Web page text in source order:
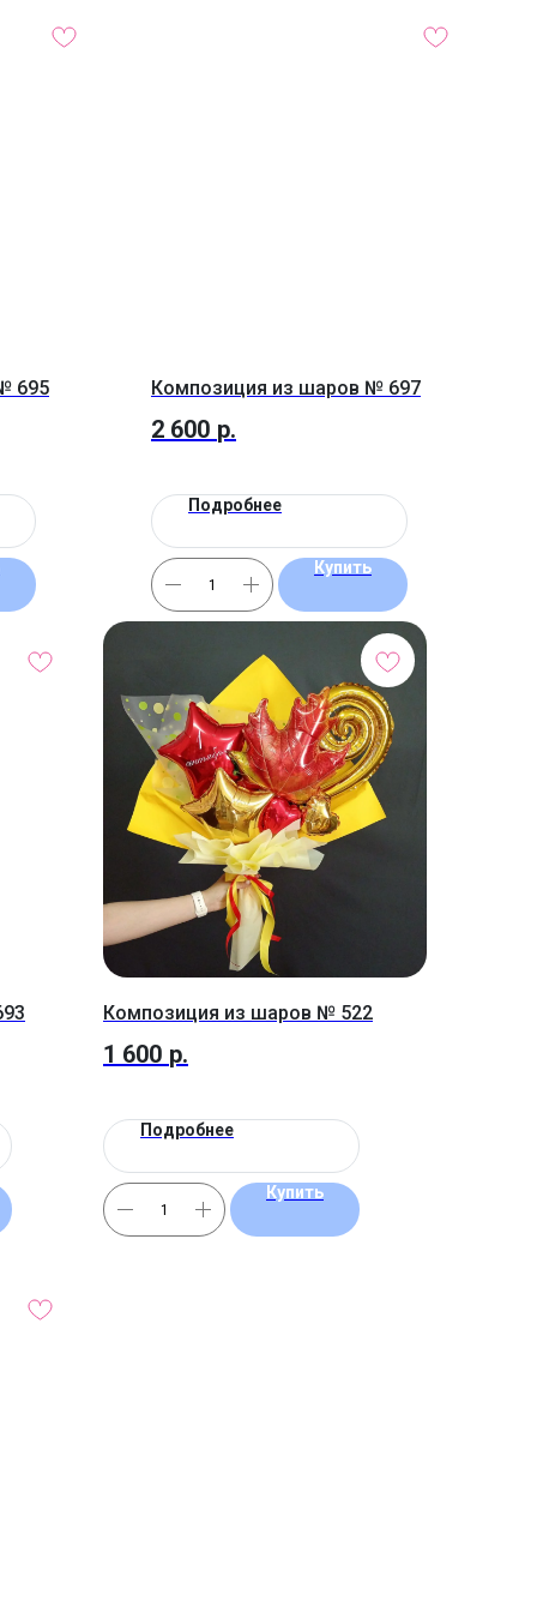
695 Композиция из шаров № 697
2 600 р.
Подробнее
Купить
Композиция из шаров № 522
1 600 р.
Подробнее
Купить